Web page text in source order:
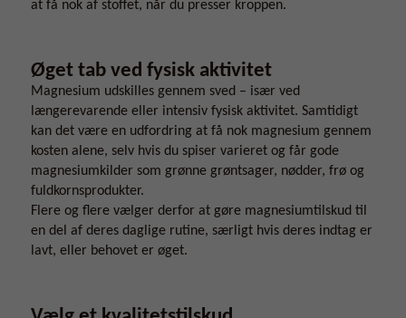
at få nok af stoffet, når du presser kroppen.
Øget tab ved fysisk aktivitet
Magnesium udskilles gennem sved – især ved
længerevarende eller intensiv fysisk aktivitet. Samtidigt
kan det være en udfordring at få nok magnesium gennem
kosten alene, selv hvis du spiser varieret og får gode
magnesiumkilder som grønne grøntsager, nødder, frø og
fuldkornsprodukter.
Flere og flere vælger derfor at gøre magnesiumtilskud til
en del af deres daglige rutine, særligt hvis deres indtag er
lavt, eller behovet er øget.